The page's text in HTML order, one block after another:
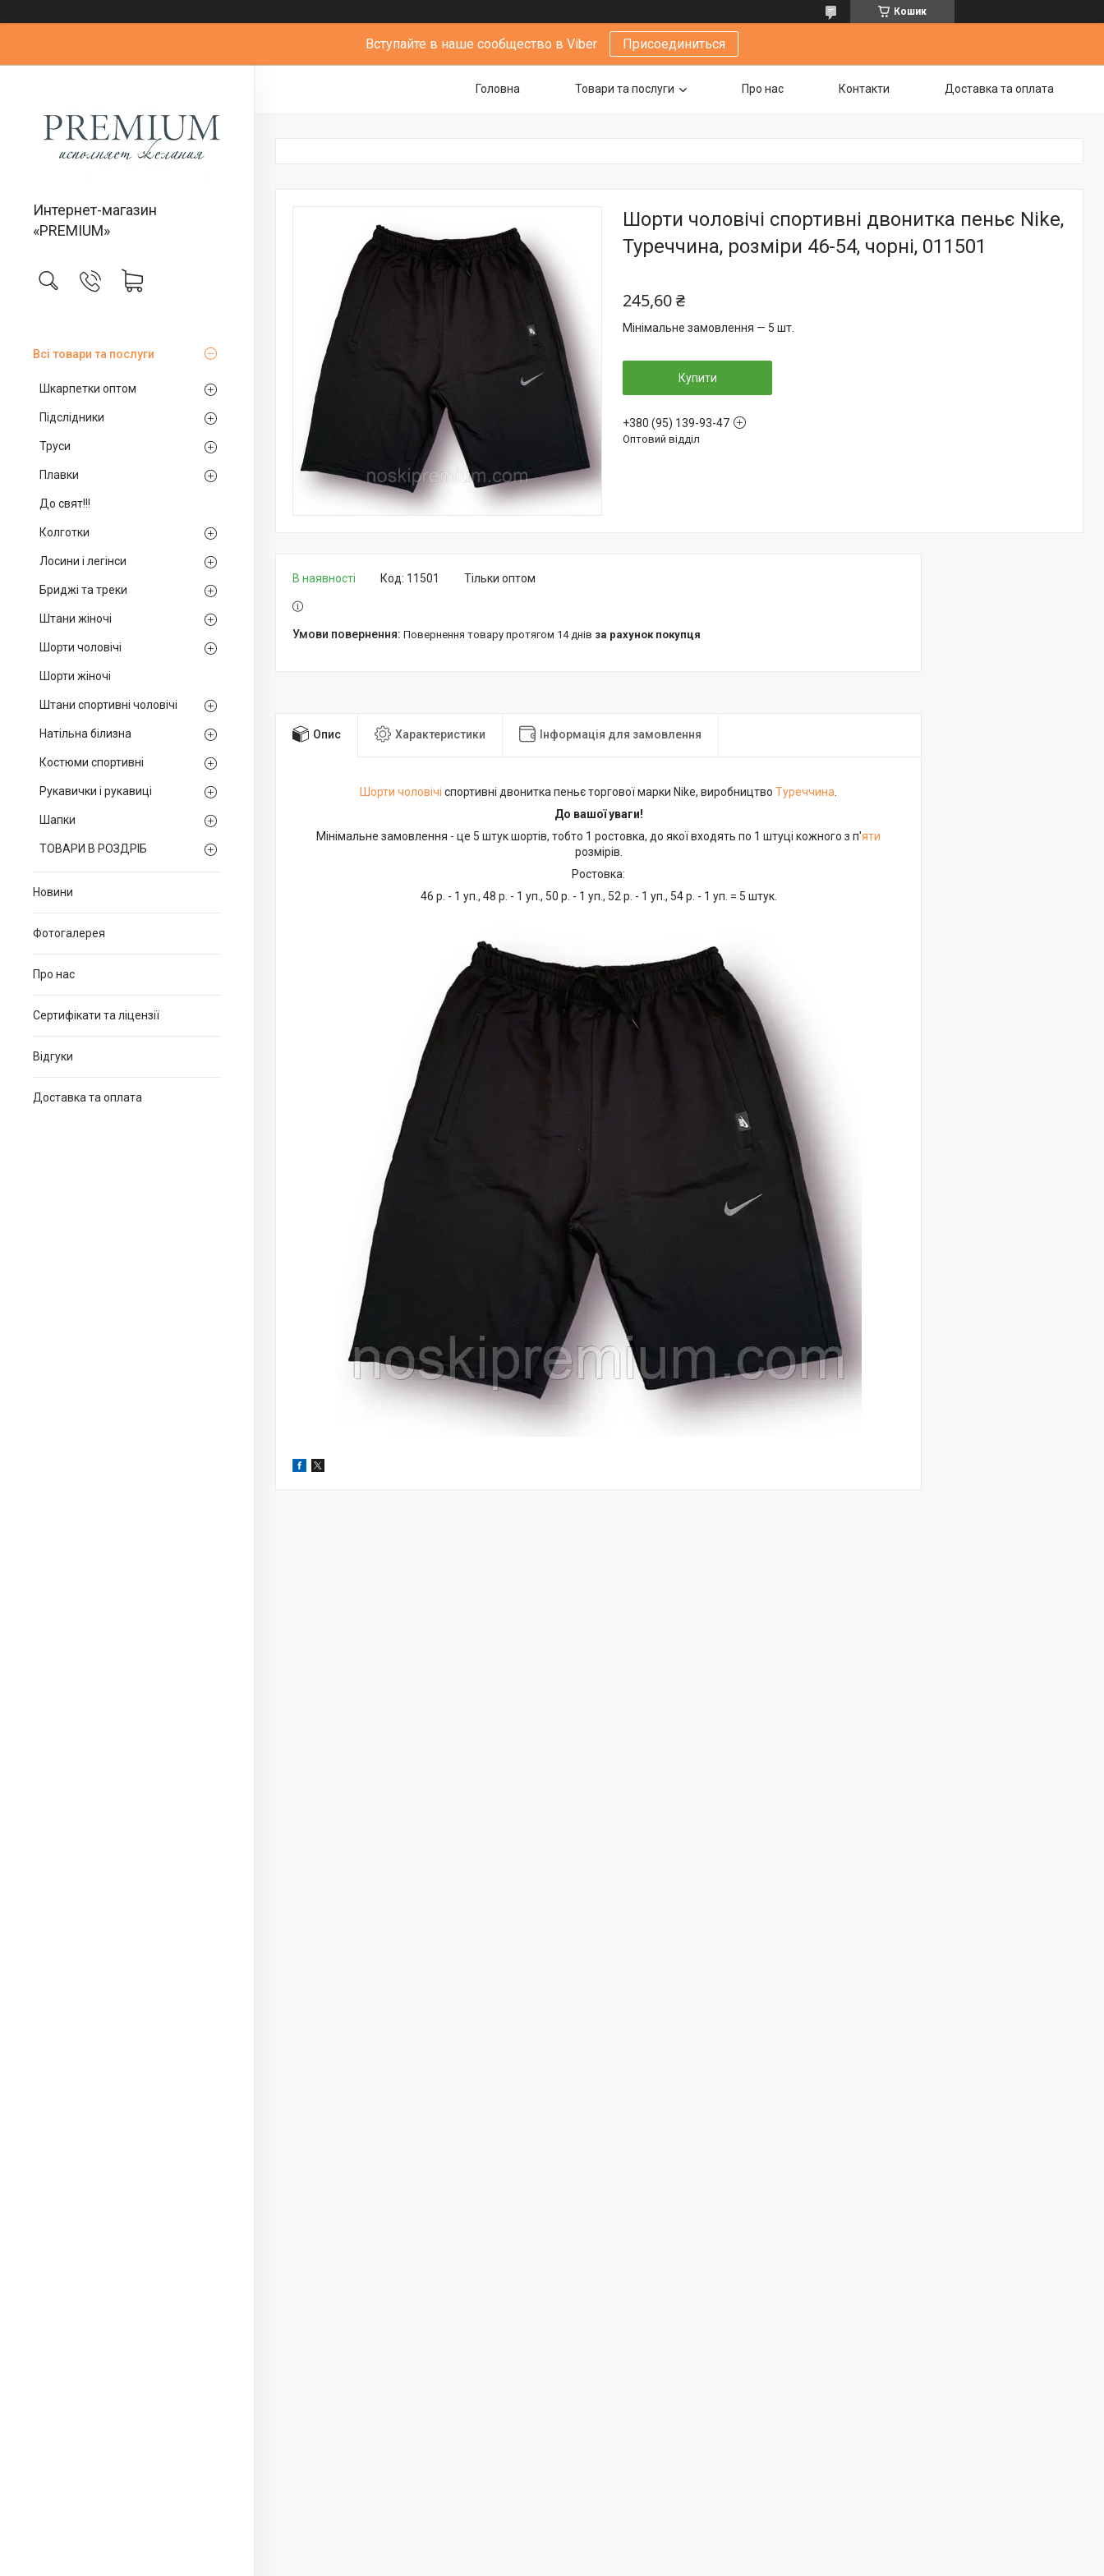
Кошик
Вступайте в наше сообщество в Viber Присоединиться
Интернет-магазин
«PREMIUM»
Всі товари та послуги
Шкарпетки оптом
Підслідники
Труси
Плавки
До свят!!!
Колготки
Лосини і легінси
Бриджі та треки
Штани жіночі
Шорти чоловічі
Шорти жіночі
Штани спортивні чоловічі
Натільна білизна
Костюми спортивні
Рукавички і рукавиці
Шапки
ТОВАРИ В РОЗДРІБ
Новини
Фотогалерея
Про нас
Сертифікати та ліцензії
Відгуки
Доставка та оплата
Головна Товари та послуги Про нас Контакти Доставка та оплата
Шорти чоловічі спортивні двонитка пеньє Nike,
Туреччина, розміри 46-54, чорні, 011501
245,60 ₴
Мінімальне замовлення — 5 шт.
Купити
+380 (95) 139-93-47
Оптовий відділ
В наявності Тільки оптом
Код: 11501
повернення товару протягом 14 днів за рахунок покупця
Опис Характеристики Інформація для замовлення
Шорти чоловічі спортивні двонитка пеньє торгової марки Nike, виробництвоТуреччина
До вашої уваги!
Мінімальне замовлення - це 5 штук шортів, тобто 1 ростовка, до якої входять по 1 штуці кожного з п'яти
розмірів.
Ростовка:
46 р. - 1 уп., 48 р. - 1 уп., 50 р. - 1 уп., 52 р. - 1 уп., 54 р. - 1 уп. = 5 штук.